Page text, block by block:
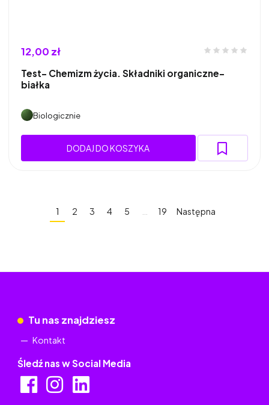
12,00 zł
Test- Chemizm życia. Składniki organiczne-
białka
Biologicznie
DODAJ DO KOSZYKA
1 2 3 4 5 19 Następna
Tu nas znajdziesz
Kontakt
Śledź nas w Social Media